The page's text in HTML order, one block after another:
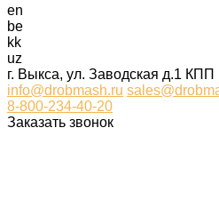
en
be
kk
uz
г. Выкса, ул. Заводская д.1
info@drobmash.ru
8-800-234-40-20
Заказать звонок